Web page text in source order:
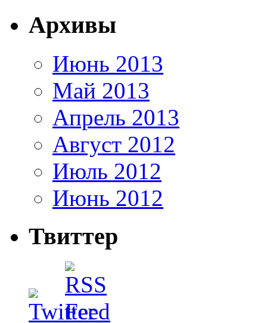
Архивы
Июнь 2013
Май 2013
Апрель 2013
Август 2012
Июль 2012
Июнь 2012
Твиттер